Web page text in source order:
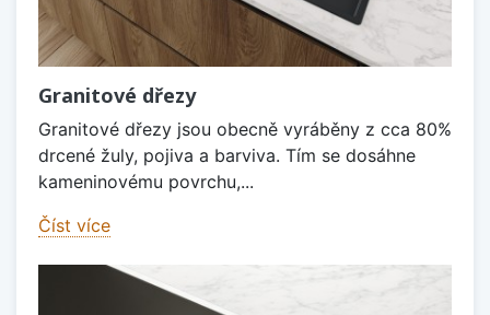
Granitové dřezy
Granitové dřezy jsou obecně vyráběny z cca 80%
drcené žuly, pojiva a barviva. Tím se dosáhne
kameninovému povrchu,...
Číst více